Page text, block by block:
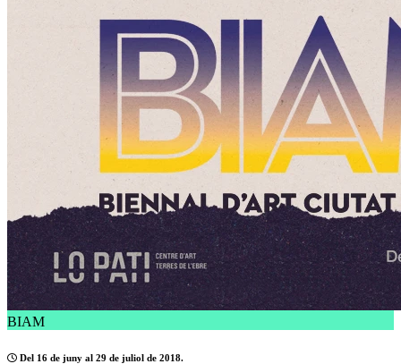
BIAM
Del 16 de juny al 29 de juliol de 2018.